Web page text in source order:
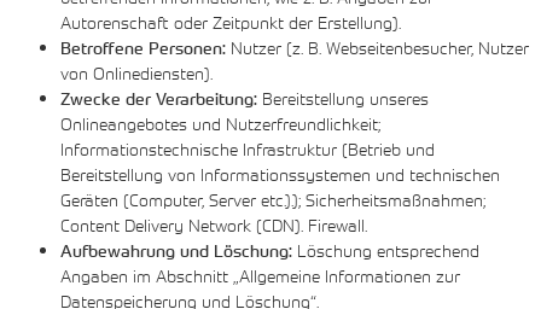
Autorenschaft oder Zeitpunkt der Erstellung).
Betroffene Personen: Nutzer (z. B. Webseitenbesucher, Nutzer
von Onlinediensten).
Zwecke der Verarbeitung: Bereitstellung unseres
Onlineangebotes und Nutzerfreundlichkeit;
Informationstechnische Infrastruktur (Betrieb und
Bereitstellung von Informationssystemen und technischen
Geräten (Computer, Server etc.).); Sicherheitsmaßnahmen;
Content Delivery Network (CDN). Firewall.
Aufbewahrung und Löschung: Löschung entsprechend
Angaben im Abschnitt „Allgemeine Informationen zur
Datenspeicherung und Löschung“.